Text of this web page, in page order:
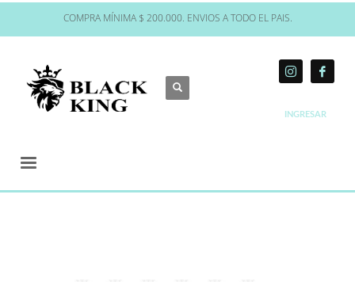
COMPRA MÍNIMA $ 200.000. ENVIOS A TODO EL PAIS.
INGRESAR